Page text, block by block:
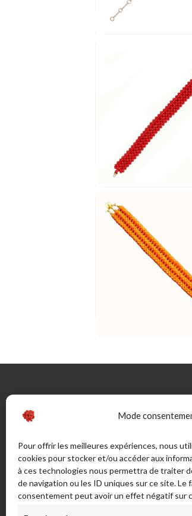
Mode
Pour offrir les meilleures expériences, nous
cookies pour stocker et/ou accéder aux
à ces technologies nous permettra de traiter
de navigation ou les ID uniques sur ce site.
consentement peut avoir un effet négatif sur
Bonifacio) - Sortie Sud 20137
PORTO VECCHIO - France
ADRESSE POSTALE: